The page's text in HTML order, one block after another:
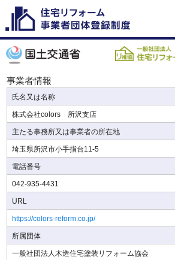
事業者情報
氏名又は名称
株式会社colors 所沢支店
主たる事務所又は事業者の所在地
埼玉県所沢市小手指台11-5
電話番号
042-935-4431
URL
https://colors-reform.co.jp/
所属団体
一般社団法人木造住宅塗装リフォーム協会